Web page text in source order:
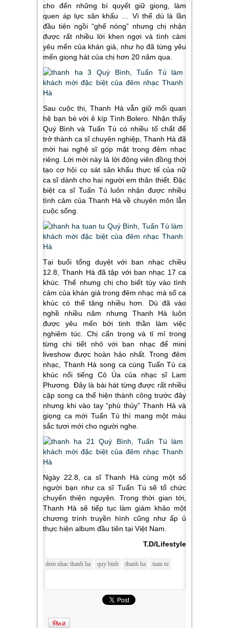
cho đến những bí quyết giữ giọng, làm
quen áp lực sân khấu … Vì thế dù là lần
đầu tiên ngồi “ghế nóng” nhưng chị nhận
được rất nhiều lời khen ngợi và tình cảm
yêu mến của khán giả, như họ đã từng yêu
mến giọng hát của chị hơn 20 năm qua.
Sau cuộc thi, Thanh Hà vẫn giữ mối quan
hệ bạn bè với ê kíp Tình Bolero. Nhận thấy
Quý Bình và Tuấn Tú có nhiều tố chất để
trở thành ca sĩ chuyên nghiệp, Thanh Hà đã
mời hai nghệ sĩ góp mặt trong đêm nhạc
riêng. Lời mời này là lời động viên đồng thời
tạo cơ hội cọ sát sân khấu thực tế của nữ
ca sĩ dành cho hai người em thân thiết. Đặc
biệt ca sĩ Tuấn Tú luôn nhận được nhiều
tình cảm của Thanh Hà về chuyên môn lẫn
cuộc sống.
Tại buổi tổng duyệt với ban nhạc chiều
12.8, Thanh Hà đã tập với ban nhạc 17 ca
khúc. Thế nhưng chị cho biết tùy vào tình
cảm của khán giả trong đêm nhạc mà số ca
khúc có thể tăng nhiều hơn. Dù đã vào
nghề nhiều năm nhưng Thanh Hà luôn
được yêu mến bởi tinh thần làm việc
nghiêm túc. Chị cẩn trọng và tỉ mỉ trong
từng chi tiết nhỏ với ban nhạc để mini
liveshow được hoàn hảo nhất. Trong đêm
nhạc, Thanh Hà song ca cùng Tuấn Tú ca
khúc nổi tiếng Cỏ Úa của nhạc sĩ Lam
Phương. Đây là bài hát từng được rất nhiều
cặp song ca thể hiện thành công trước đây
nhưng khi vào tay “phù thủy” Thanh Hà và
giọng ca mới Tuấn Tú thì mang một màu
sắc tươi mới cho người nghe.
Ngày 22.8, ca sĩ Thanh Hà cùng một số
người bạn như ca sĩ Tuấn Tú sẽ tổ chức
chuyến thiện nguyện. Trong thời gian tới,
Thanh Hà sẽ tiếp tục làm giám khảo một
chương trình truyền hình cũng như ấp ủ
thực hiện album đầu tiên tại Việt Nam.
T.D/Lifestyle
dem nhac thanh ha quy binh thanh ha tuan tu